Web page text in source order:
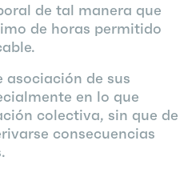
de tal manera que
de horas permitido
asociación de sus
en lo que
colectiva, sin que de
consecuencias